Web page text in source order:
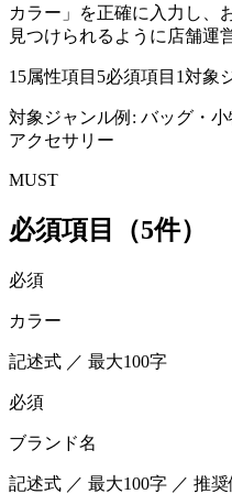
カラー」を正確に入力し、
見つけられるように店舗運
15属性項目 5必須項目 1対象
対象ジャンル例: バッグ・小
アクセサリー
MUST
必須項目（5件）
必須
カラー
記述式 ／ 最大100字
必須
ブランド名
記述式 ／ 最大100字 ／ 推奨